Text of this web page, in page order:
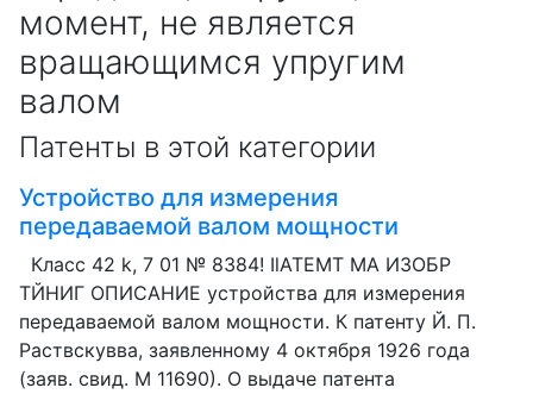
момент, не является
вращающимся упругим
валом
Патенты в этой категории
Устройство для измерения
передаваемой валом мощности
Класс 42 k, 7 01 № 8384! IlATEMT MA ИЗОБР
ТЙНИГ ОПИСАНИЕ устройства для измерения
передаваемой валом мощности. К патенту Й. П.
Раствскувва, заявленному 4 октября 1926 года
(заяв. свид. М 11690). О выдаче патента